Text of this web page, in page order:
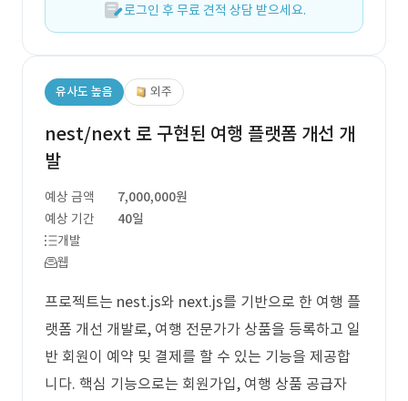
로그인 후 무료 견적 상담 받으세요.
유사도 높음 외주
nest/next 로 구현된 여행 플랫폼 개선 개
발
예상 금액
7,000,000원
예상 기간
40일
개발
웹
프로젝트는 nest.js와 next.js를 기반으로 한 여행 플
랫폼 개선 개발로, 여행 전문가가 상품을 등록하고 일
반 회원이 예약 및 결제를 할 수 있는 기능을 제공합
니다. 핵심 기능으로는 회원가입, 여행 상품 공급자